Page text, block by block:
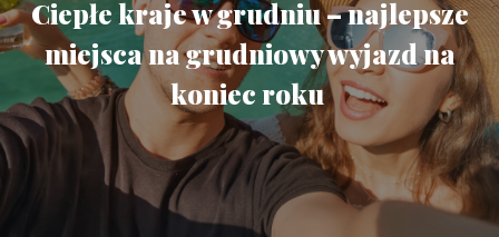
Ciepłe kraje w grudniu – najlepsze
miejsca na grudniowy wyjazd na
koniec roku